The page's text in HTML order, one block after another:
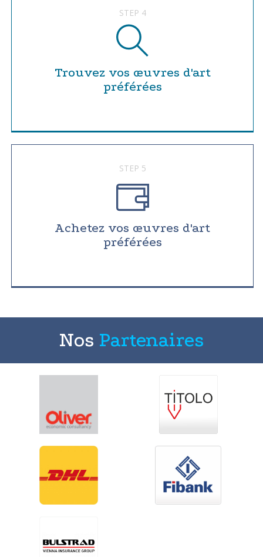
STEP 4
Trouvez vos œuvres d'art
préférées
STEP 5
Achetez vos œuvres d'art
préférées
Nos Partenaires